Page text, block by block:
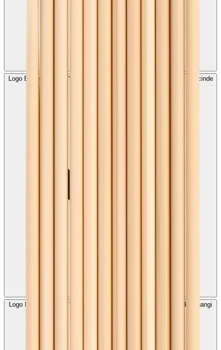
Logo Baskılı Naturel Vernikli Kurşun Kalem bakım ve yıkama sürecinde
Logo Baskılı Naturel Vernikli Kurşun Kalem toplu siparişi verirken hangi